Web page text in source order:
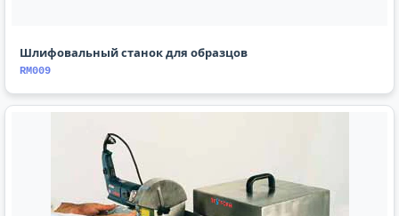
Шлифовальный станок для образцов
RM009